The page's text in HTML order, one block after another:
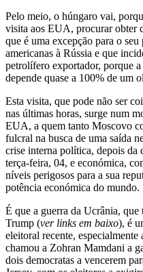
Pelo meio, o húngaro vai,
visita aos EUA, procurar obter
que é uma excepção para o
americanas à Rússia e que
petrolífero exportador, porque
depende quase a 100% de um
Esta visita, que pode não ser
nas últimas horas, surge num
EUA, a quem tanto Moscovo
fulcral na busca de uma saída
crise interna política, depois da
terça-feira, 04, e económica,
níveis perigosos para a sua
potência económica do mundo.
É que a guerra da Ucrânia, que
Trump (ver links em baixo), é
eleitoral recente,
chamou a Zohran Mamdani a
dois democratas a vencerem